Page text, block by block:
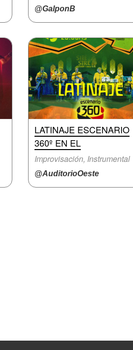
@GalponB
LATINAJE ESCENARIO
360º EN EL
Improvisación, Instrumental
@AuditorioOeste